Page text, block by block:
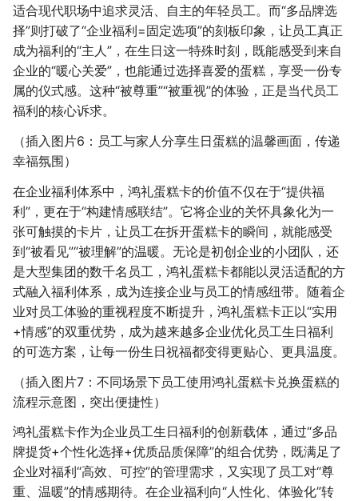
适合现代职场中追求灵活、自主的年轻员工。而“多品牌选
择”则打破了“企业福利=固定选项”的刻板印象，让员工真正
成为福利的“主人”，在生日这一特殊时刻，既能感受到来自
企业的“暖心关爱”，也能通过选择喜爱的蛋糕，享受一份专
属的仪式感。这种“被尊重”“被重视”的体验，正是当代员工
福利的核心诉求。
（插入图片6：员工与家人分享生日蛋糕的温馨画面，传递
幸福氛围）
在企业福利体系中，鸿礼蛋糕卡的价值不仅在于“提供福
利”，更在于“构建情感联结”。它将企业的关怀具象化为一
张可触摸的卡片，让员工在拆开蛋糕卡的瞬间，就能感受
到“被看见”“被理解”的温暖。无论是初创企业的小团队，还
是大型集团的数千名员工，鸿礼蛋糕卡都能以灵活适配的方
式融入福利体系，成为连接企业与员工的情感纽带。随着企
业对员工体验的重视程度不断提升，鸿礼蛋糕卡正以“实用
+情感”的双重优势，成为越来越多企业优化员工生日福利
的可选方案，让每一份生日祝福都变得更贴心、更具温度。
（插入图片7：不同场景下员工使用鸿礼蛋糕卡兑换蛋糕的
流程示意图，突出便捷性）
鸿礼蛋糕卡作为企业员工生日福利的创新载体，通过“多品
牌提货+个性化选择+优质品质保障”的组合优势，既满足了
企业对福利“高效、可控”的管理需求，又实现了员工对“尊
重、温暖”的情感期待。在企业福利向“人性化、体验化”转